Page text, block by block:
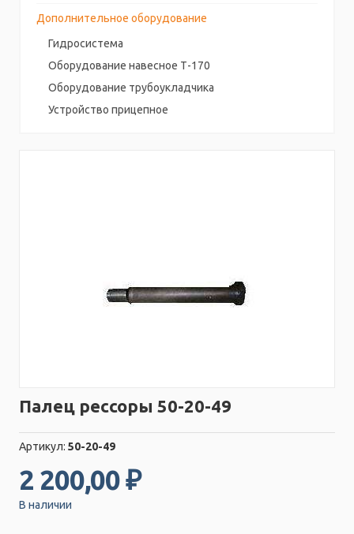
Дополнительное оборудование
Гидросистема
Оборудование навесное Т-170
Оборудование трубоукладчика
Устройство прицепное
Палец рессоры 50-20-49
Артикул: 50-20-49
2 200,00 ₽
В наличии